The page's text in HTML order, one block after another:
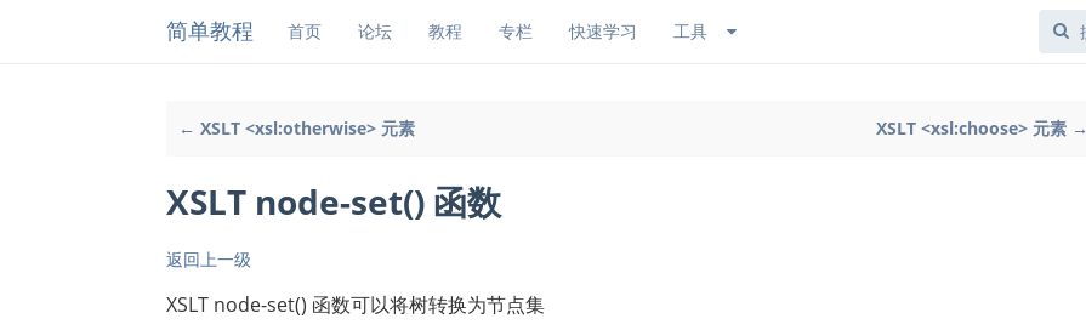
简单教程 首页 论坛 教程 专栏 快速学习 工具
← XSLT <xsl:otherwise> 元素 XSLT <xsl:choose> 元素 →
XSLT node-set() 函数
返回上一级
XSLT node-set() 函数可以将树转换为节点集